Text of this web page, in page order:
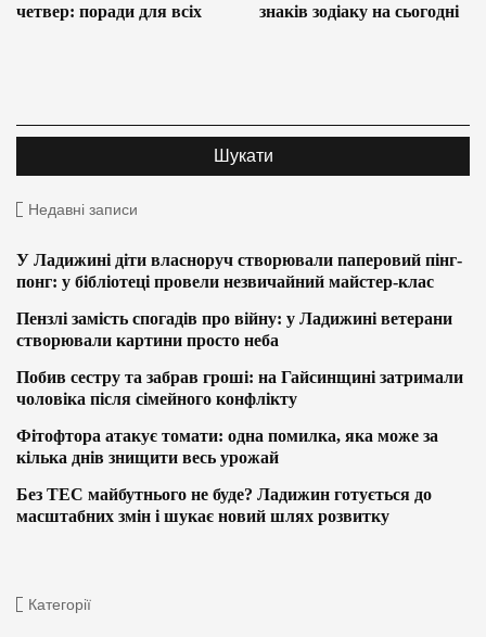
четвер: поради для всіх
знаків зодіаку на сьогодні
Недавні записи
У Ладижині діти власноруч створювали паперовий пінг-
понг: у бібліотеці провели незвичайний майстер-клас
Пензлі замість спогадів про війну: у Ладижині ветерани
створювали картини просто неба
Побив сестру та забрав гроші: на Гайсинщині затримали
чоловіка після сімейного конфлікту
Фітофтора атакує томати: одна помилка, яка може за
кілька днів знищити весь урожай
Без ТЕС майбутнього не буде? Ладижин готується до
масштабних змін і шукає новий шлях розвитку
Категорії